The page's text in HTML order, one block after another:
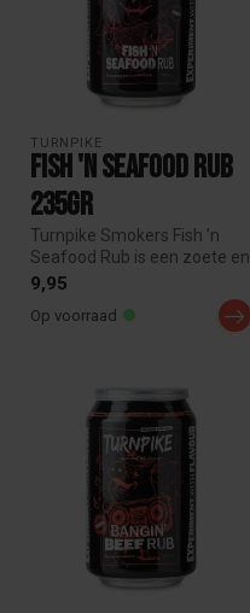
TURNPIKE
Fish 'n Seafood Rub
235gr
Turnpike Smokers Fish ’n
Seafood Rub is een zoete en
complexe BBQ rub, perfect
9,95
Op voorraad